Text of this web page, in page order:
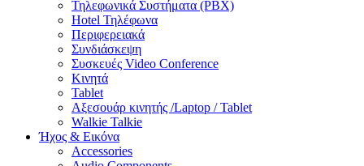
Τηλεφωνικά Συστήματα (PBX)
Hotel Τηλέφωνα
Περιφερειακά
Συνδιάσκεψη
Συσκευές Video Conference
Κινητά
Tablet
Αξεσουάρ κινητής /Laptop / Tablet
Walkie Talkie
Ήχος & Εικόνα
Accessories